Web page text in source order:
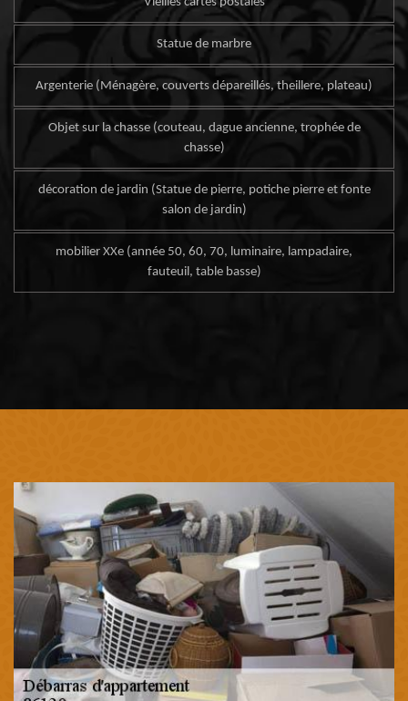
Statue de marbre
Argenterie (Ménagère, couverts dépareillés, theillere, plateau)
Objet sur la chasse (couteau, dague ancienne, trophée de
chasse)
décoration de jardin (Statue de pierre, potiche pierre et fonte
salon de jardin)
mobilier XXe (année 50, 60, 70, luminaire, lampadaire,
fauteuil, table basse)